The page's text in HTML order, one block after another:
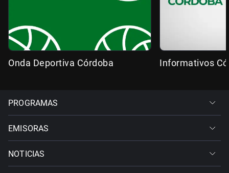
Onda Deportiva Córdoba Informativos
PROGRAMAS
EMISORAS
NOTICIAS